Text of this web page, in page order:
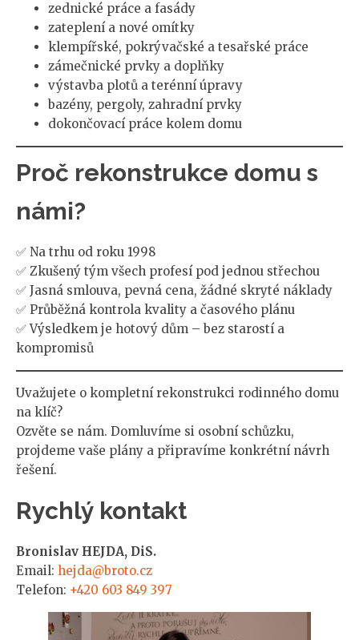
zednické práce a fasády
zateplení a nové omítky
klempířské, pokrývačské a tesařské práce
zámečnické prvky a doplňky
výstavba plotů a terénní úpravy
bazény, pergoly, zahradní prvky
dokončovací práce kolem domu
Proč rekonstrukce domu s
námi?
✅ Na trhu od roku 1998
✅ Zkušený tým všech profesí pod jednou střechou
✅ Jasná smlouva, pevná cena, žádné skryté náklady
✅ Průběžná kontrola kvality a časového plánu
✅ Výsledkem je hotový dům – bez starostí a
kompromisů
Uvažujete o kompletní rekonstrukci rodinného domu
na klíč?
Ozvěte se nám. Domluvíme si osobní schůzku,
projdeme vaše plány a připravíme konkrétní návrh
řešení.
Rychlý kontakt
Bronislav HEJDA, DiS.
Email: hejda@broto.cz
Telefon: +420 603 849 397